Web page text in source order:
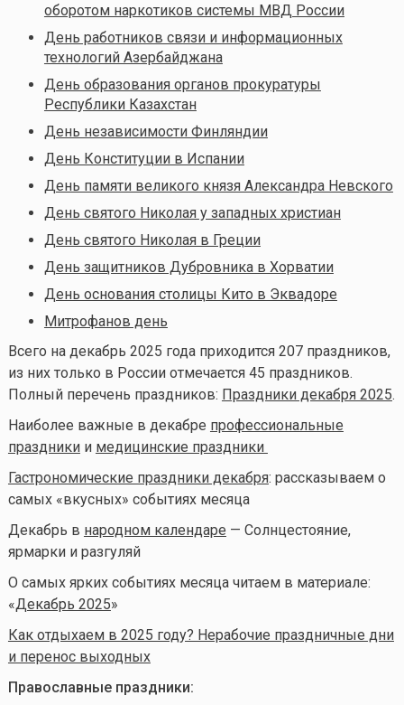
оборотом наркотиков системы МВД России
День работников связи и информационных
технологий Азербайджана
День образования органов прокуратуры
Республики Казахстан
День независимости Финляндии
День Конституции в Испании
День памяти великого князя Александра Невского
День святого Николая у западных христиан
День святого Николая в Греции
День защитников Дубровника в Хорватии
День основания столицы Кито в Эквадоре
Митрофанов день
Всего на декабрь 2025 года приходится 207 праздников,
из них только в России отмечается 45 праздников.
Полный перечень праздников: Праздники декабря 2025.
Наиболее важные в декабре профессиональные
праздникии медицинские праздники
Гастрономические праздники декабря: рассказываем о
самых «вкусных» событиях месяца
Декабрь в народном календаре — Солнцестояние,
ярмарки и разгуляй
О самых ярких событиях месяца читаем в материале:
«Декабрь 2025»
Как отдыхаем в 2025 году? Нерабочие праздничные дни
и перенос выходных
Православные праздники: